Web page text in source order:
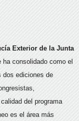
Exterior de la Junta
consolidado como el
dos ediciones de
del programa
es el área más